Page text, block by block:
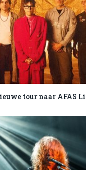
tour naar AFAS